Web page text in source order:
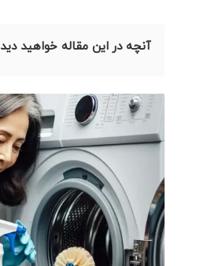
آنچه در این مقاله خواهید دید